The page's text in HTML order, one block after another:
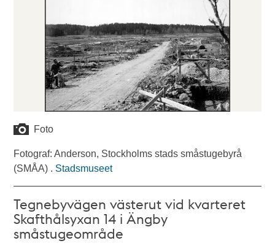
Foto
Fotograf: Anderson, Stockholms stads småstugebyrå
(SMÅA) . Stadsmuseet
Tegnebyvägen västerut vid kvarteret
Skafthålsyxan 14 i Ängby
småstugeområde